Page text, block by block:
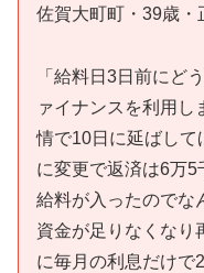
佐賀大町町・39歳・
「給料日3日前にど
ァイナンスを利用し
情で10日に延ばして
に変更で返済は6万5
給料が入ったのでな
資金が足りなくなり
に毎月の利息だけで